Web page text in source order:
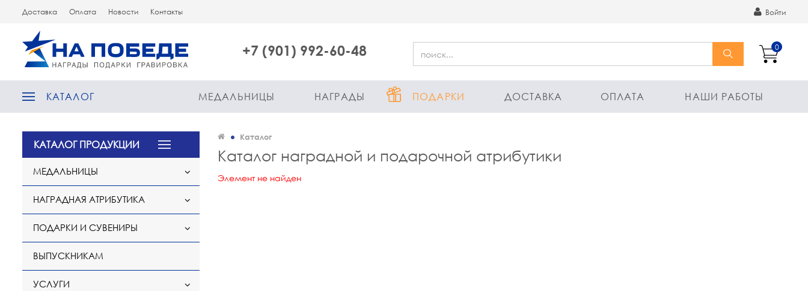
Доставка Оплата Новости Контакты Войти
+7 (901) 992-60-48 0
КАТАЛОГ МЕДАЛЬНИЦЫ НАГРАДЫ ПОДАРКИ ДОСТАВКА ОПЛАТА НАШИ РАБОТЫ
КАТАЛОГ ПРОДУКЦИИ
МЕДАЛЬНИЦЫ
НАГРАДНАЯ АТРИБУТИКА
ПОДАРКИ И СУВЕНИРЫ
ВЫПУСКНИКАМ
УСЛУГИ
Каталог
Каталог наградной и подарочной атрибутики
Элемент не найден